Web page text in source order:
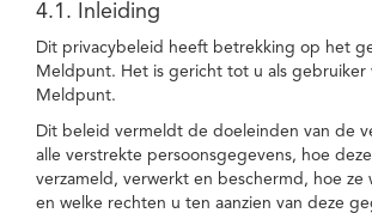
4.1. Inleiding
Dit privacybeleid heeft betrekking op het
Meldpunt. Het is gericht tot u als gebruiker
Meldpunt.
Dit beleid vermeldt de doeleinden van de
alle verstrekte persoonsgegevens, hoe
verzameld, verwerkt en beschermd, hoe
en welke rechten u ten aanzien van deze